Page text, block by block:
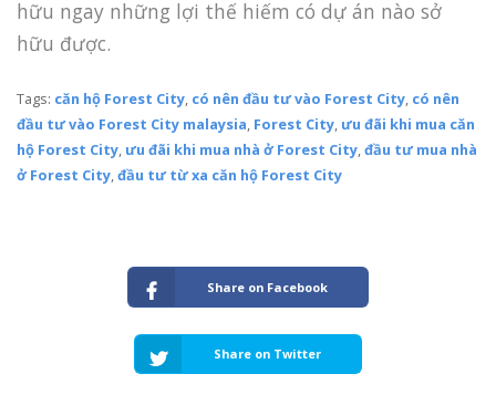
hữu ngay những lợi thế hiếm có dự án nào sở
hữu được.
Tags: căn hộ Forest City có nên đầu tư vào Forest City có nên
đầu tư vào Forest City malaysia Forest City ưu đãi khi mua căn
hộ Forest City ưu đãi khi mua nhà ở Forest City đầu tư mua nhà
ở Forest City đầu tư từ xa căn hộ Forest City
Share on Facebook
Share on Twitter